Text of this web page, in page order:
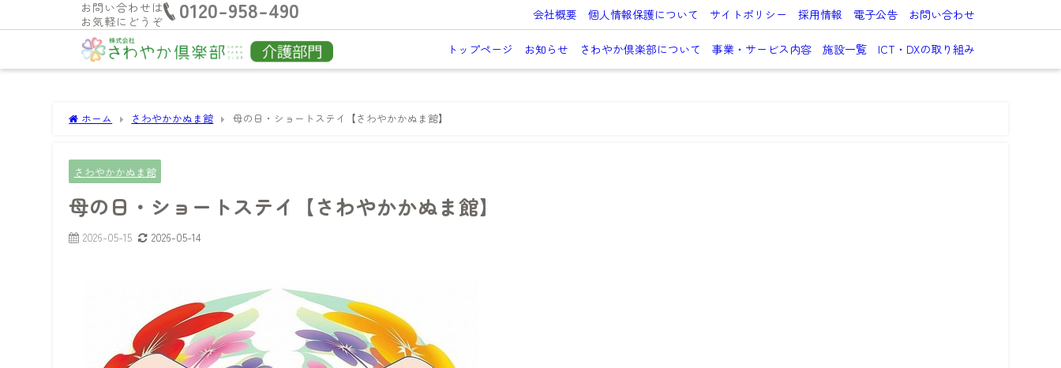
お問い合わせは
お気軽にどうぞ
0120-958-490 会社概要 個人情報保護について サイトポリシー 採用情報 電子公告 お問い合わせ
トップページ お知らせ さわやか倶楽部について 事業・サービス内容 施設一覧 ICT・DXの取り組み
ホーム さわやかかぬま館 母の日・ショートステイ【さわやかかぬま館】
さわやかかぬま館
母の日・ショートステイ【さわやかかぬま館】
2026-05-15 2026-05-14